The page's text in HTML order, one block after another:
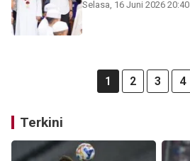
Selasa, 16 Juni 2026 20:40
1 2 3 4
Terkini